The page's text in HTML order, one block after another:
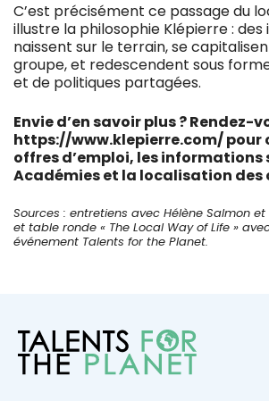
C’est précisément ce passage du
illustre la philosophie Klépierre : des
naissent sur le terrain, se
groupe, et redescendent sous
et de politiques partagées.
Envie d’en savoir plus ? Rendez-
https://www.klepierre.com/pour
offres d’emploi, les informations
Académies et la localisation des
Sources : entretiens avec Hélène Salmon
et table ronde « The Local Way of Life »
événement Talents for the Planet.